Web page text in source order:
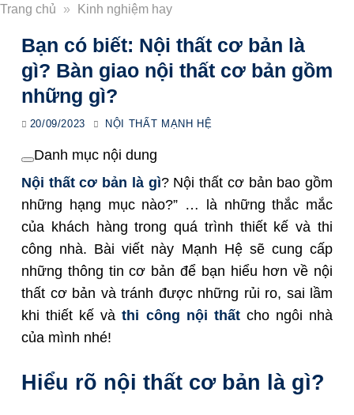
Trang chủ » Kinh nghiệm hay
Bạn có biết: Nội thất cơ bản là
gì? Bàn giao nội thất cơ bản gồm
những gì?
20/09/2023 NỘI THẤT MẠNH HỆ
Danh mục nội dung
Nội thất cơ bản là gì? Nội thất cơ bản bao gồm
những hạng mục nào?” … là những thắc mắc
của khách hàng trong quá trình thiết kế và thi
công nhà. Bài viết này Mạnh Hệ sẽ cung cấp
những thông tin cơ bản để bạn hiểu hơn về nội
thất cơ bản và tránh được những rủi ro, sai lầm
khi thiết kế vàthi công nội thấtcho ngôi nhà
của mình nhé!
Hiểu rõ nội thất cơ bản là gì?